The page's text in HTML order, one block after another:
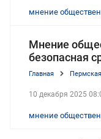
мнение
Мнение
безопасная
Главная
10 декабря 2025
мнение